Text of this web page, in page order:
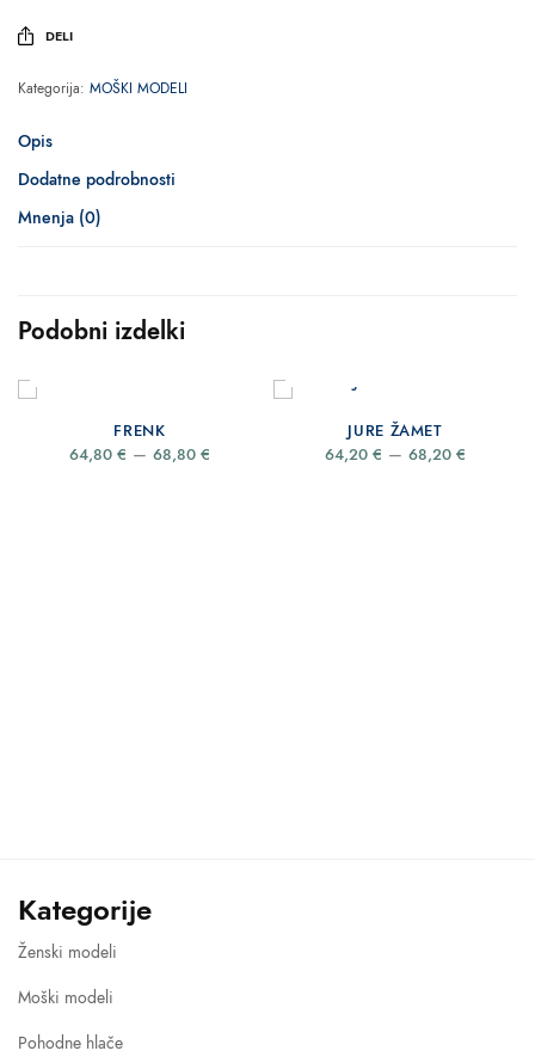
DELI
Kategorija: MOŠKI MODELI
Opis
Dodatne podrobnosti
Mnenja (0)
Podobni izdelki
FRENK
64,80 € – 68,80 €
JURE ŽAMET
64,20 € – 68,20 €
Kategorije
Ženski modeli
Moški modeli
Pohodne hlače